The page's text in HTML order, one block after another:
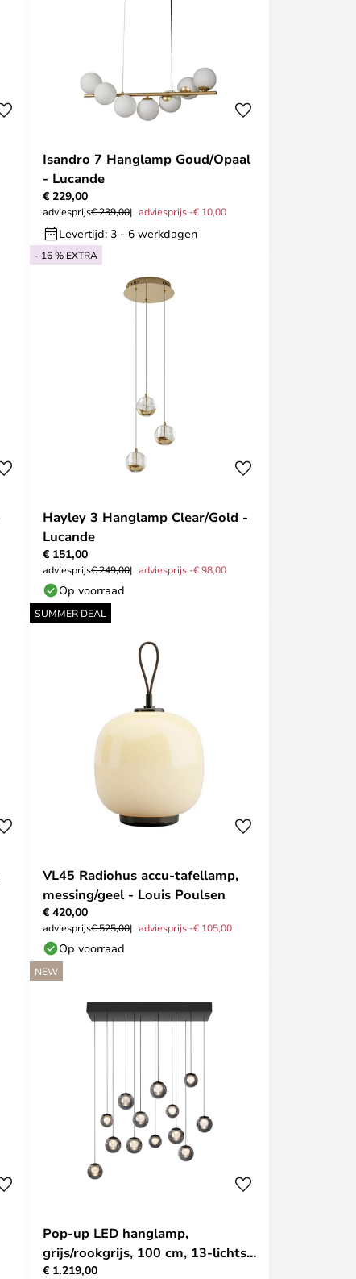
Isandro 7 Hanglamp Goud/Opaal
- Lucande
€ 229,00
adviesprijs€ 239,00 adviesprijs -€ 10,00
Levertijd: 3 - 6 werkdagen
- 16 % EXTRA
Hayley 3 Hanglamp Clear/Gold -
Lucande
€ 151,00
adviesprijs€ 249,00 adviesprijs -€ 98,00
Op voorraad
SUMMER DEAL
VL45 Radiohus accu-tafellamp,
messing/geel - Louis Poulsen
€ 420,00
adviesprijs€ 525,00 adviesprijs -€ 105,00
Op voorraad
NEW
Pop-up LED hanglamp,
grijs/rookgrijs, 100 cm, 13-lichts -
PURE
€ 1.219,00